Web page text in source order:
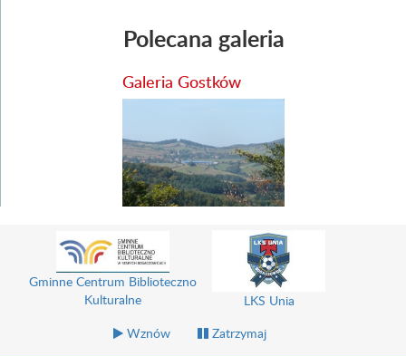
Polecana galeria
Galeria Gostków
Gminne Centrum Biblioteczno
Kulturalne
LKS Unia
Wznów
Zatrzymaj